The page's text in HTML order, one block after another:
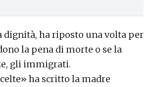
dignità, ha riposto una volta per
la pena di morte o se la
gli immigrati.
ha scritto la madre